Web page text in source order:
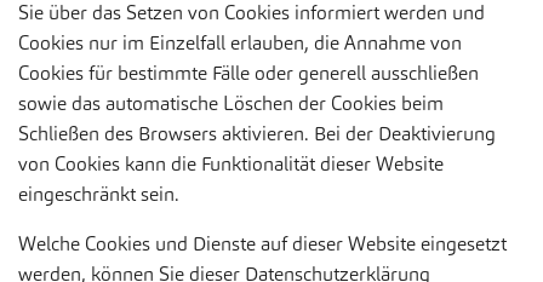
Sie über das Setzen von Cookies informiert werden und
Cookies nur im Einzelfall erlauben, die Annahme von
Cookies für bestimmte Fälle oder generell ausschließen
sowie das automatische Löschen der Cookies beim
Schließen des Browsers aktivieren. Bei der Deaktivierung
von Cookies kann die Funktionalität dieser Website
eingeschränkt sein.
Welche Cookies und Dienste auf dieser Website eingesetzt
werden, können Sie dieser Datenschutzerklärung